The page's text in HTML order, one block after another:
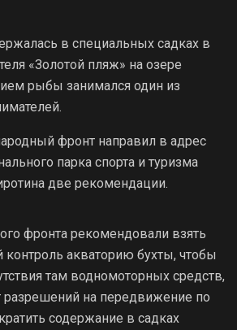
в специальных садках в
«Золотой пляж» на озере
рыбы занимался один из
фронт направил в адрес
парка спорта и туризма
две рекомендации.
фронта рекомендовали взять
акваторию бухты, чтобы
там водномоторных средств,
на передвижение по
содержание в садках